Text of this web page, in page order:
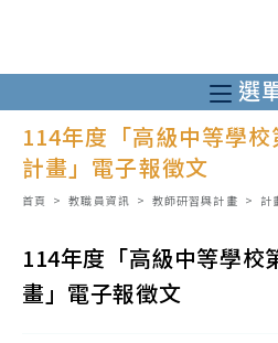
至
主
選
114年度「高級中等學
計畫」電子報徵文
首頁 > 教職員資訊 > 教師研習與計畫 > 計
114年度「高級中等學校
畫」電子報徵文